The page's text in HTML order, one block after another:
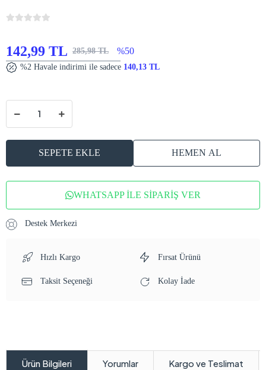
142,99 TL 285,98 TL %50
%2 Havale indirimi ile sadece 140,13 TL
SEPETE EKLE HEMEN AL
WHATSAPP İLE SİPARİŞ VER
Destek Merkezi
Hızlı Kargo Fırsat Ürünü
Taksit Seçeneği Kolay İade
Ürün Bilgileri Yorumlar Kargo ve Teslimat